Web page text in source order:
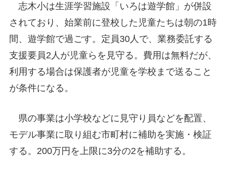
志木小は生涯学習施設「いろは遊学館」が併設
されており、始業前に登校した児童たちは朝の1時
間、遊学館で過ごす。定員30人で、業務委託する
支援要員2人が児童らを見守る。費用は無料だが、
利用する場合は保護者が児童を学校まで送ること
が条件になる。
県の事業は小学校などに見守り員などを配置、
モデル事業に取り組む市町村に補助を実施・検証
する。200万円を上限に3分の2を補助する。